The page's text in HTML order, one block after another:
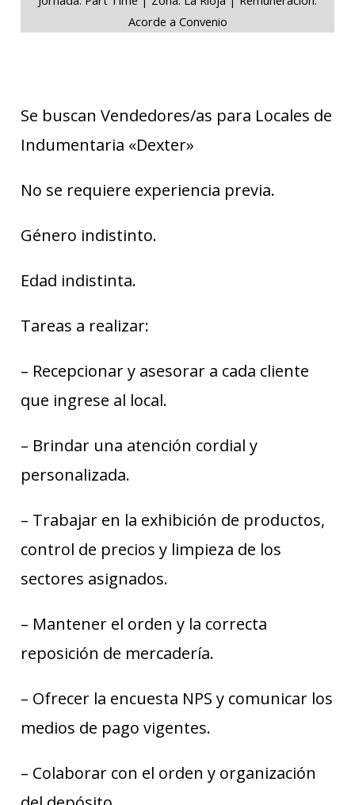
Acorde a Convenio
Se buscan Vendedores/as para Locales de
Indumentaria «Dexter»
No se requiere experiencia previa.
Género indistinto.
Edad indistinta.
Tareas a realizar:
– Recepcionar y asesorar a cada cliente
que ingrese al local.
– Brindar una atención cordial y
personalizada.
– Trabajar en la exhibición de productos,
control de precios y limpieza de los
sectores asignados.
– Mantener el orden y la correcta
reposición de mercadería.
– Ofrecer la encuesta NPS y comunicar los
medios de pago vigentes.
– Colaborar con el orden y organización